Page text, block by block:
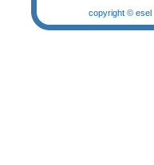
copyright © esel